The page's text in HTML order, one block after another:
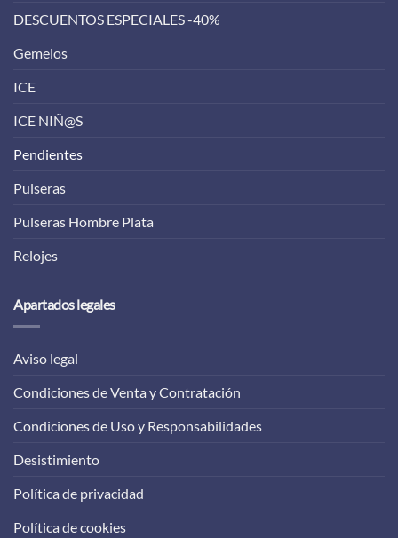
DESCUENTOS ESPECIALES -40%
Gemelos
ICE
ICE NIÑ@S
Pendientes
Pulseras
Pulseras Hombre Plata
Relojes
Apartados legales
Aviso legal
Condiciones de Venta y Contratación
Condiciones de Uso y Responsabilidades
Desistimiento
Política de privacidad
Política de cookies